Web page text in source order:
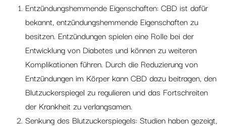
Entzündungshemmende Eigenschaften: CBD ist dafür
bekannt, entzündungshemmende Eigenschaften zu
besitzen. Entzündungen spielen eine Rolle bei der
Entwicklung von Diabetes und können zu weiteren
Komplikationen führen. Durch die Reduzierung von
Entzündungen im Körper kann CBD dazu beitragen, den
Blutzuckerspiegel zu regulieren und das Fortschreiten
der Krankheit zu verlangsamen.
Senkung des Blutzuckerspiegels: Studien haben gezeigt,